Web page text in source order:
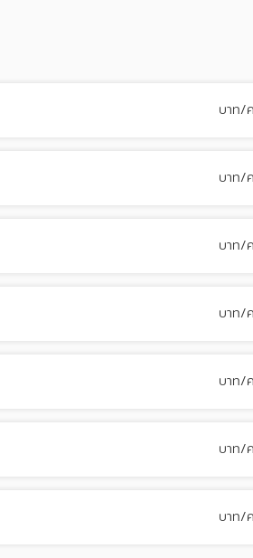
บาท/
บาท/
บาท/
บาท/
บาท/
บาท/
บาท/